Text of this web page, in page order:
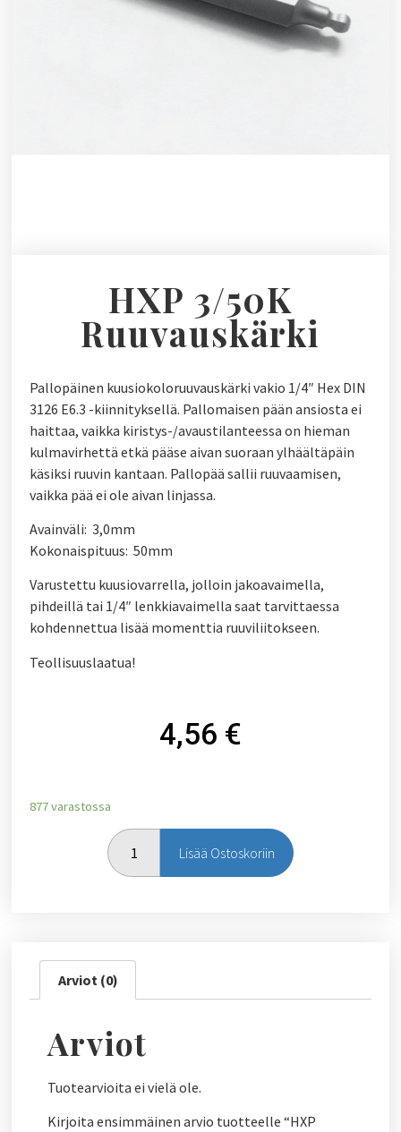
HXP 3/50K
Ruuvauskärki
Pallopäinen kuusiokoloruuvauskärki vakio 1/4″ Hex DIN
3126 E6.3 -kiinnityksellä. Pallomaisen pään ansiosta ei
haittaa, vaikka kiristys-/avaustilanteessa on hieman
kulmavirhettä etkä pääse aivan suoraan ylhäältäpäin
käsiksi ruuvin kantaan. Pallopää sallii ruuvaamisen,
vaikka pää ei ole aivan linjassa.
Avainväli: 3,0mm
Kokonaispituus: 50mm
Varustettu kuusiovarrella, jolloin jakoavaimella,
pihdeillä tai 1/4″ lenkkiavaimella saat tarvittaessa
kohdennettua lisää momenttia ruuviliitokseen.
Teollisuuslaatua!
4,56 €
877 varastossa
Lisää Ostoskoriin
Arviot (0)
Arviot
Tuotearvioita ei vielä ole.
Kirjoita ensimmäinen arvio tuotteelle “HXP